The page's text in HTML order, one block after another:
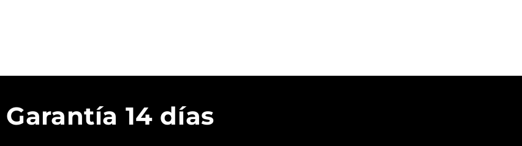
Garantía 14 días